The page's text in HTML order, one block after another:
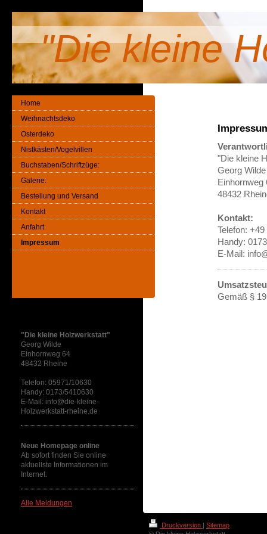
"Die kleine
"Die kleine
Georg Wilde
Einhornweg
48432
Kontakt:
Telefon:
Handy:
E-Mail:
Gemäß §
Home
Weihnachtsdeko
Osterdeko
Nistkästen/Vogelvillen
Buchstaben/Schriftzüge:
Galerie:
Bestellung und Versand
Kontakt
Anfahrt
Impressum
"Die kleine Holzwerkstatt"
Georg Wilde
Einhornweg 64
48432 Rheine
Telefon: 05971/10630
Handy: 0173/5410630
E-Mail: info@die-kleine-
Holzwerkstatt-rheine.de
Neue Homepage online
Ab sofort finden Sie online
aktuellste Informationen im
Internet.
Alle Meldungen
Druckversion | Sitemap